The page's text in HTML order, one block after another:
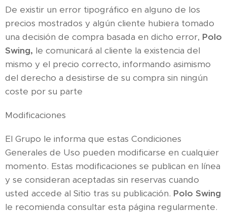
De existir un error tipográfico en alguno de los
precios mostrados y algún cliente hubiera tomado
una decisión de compra basada en dicho error, Polo
Swing, le comunicará al cliente la existencia del
mismo y el precio correcto, informando asimismo
del derecho a desistirse de su compra sin ningún
coste por su parte
Modificaciones
El Grupo le informa que estas Condiciones
Generales de Uso pueden modificarse en cualquier
momento. Estas modificaciones se publican en línea
y se consideran aceptadas sin reservas cuando
usted accede al Sitio tras su publicación. Polo Swing
le recomienda consultar esta página regularmente.